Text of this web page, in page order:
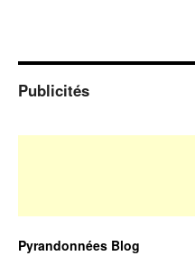
Publicités
Pyrandonnées Blog